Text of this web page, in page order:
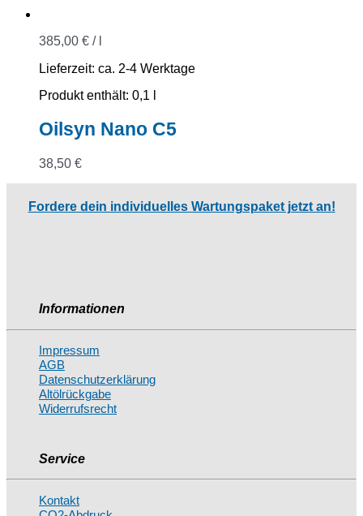
385,00 € /
Lieferzeit: ca. 2-4 Werktage
Produkt enthält: 0,1
Oilsyn Nano C5
38,50 €
Fordere dein individuelles Wartungspaket jetzt an!
Informationen
Impressum
AGB
Datenschutzerklärung
Altölrückgabe
Widerrufsrecht
Service
Kontakt